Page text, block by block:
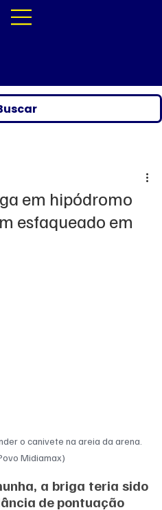
em hipódromo
esfaqueado em
o canivete na areia da arena.
Midiamax)
a briga teria sido
de pontuação